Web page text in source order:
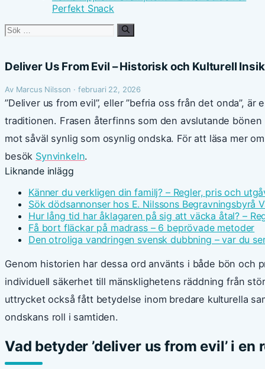
Perfekt Snack
Sök
Deliver Us From Evil – Historisk och Kulturell
Av Marcus Nilsson · februari 22, 2026
”Deliver us from evil”, eller ”befria oss från det onda”,
traditionen. Frasen återfinns som den avslutande
mot såväl synlig som osynlig ondska. För att läsa mer
besök Synvinkeln.
Liknande inlägg
Känner du verkligen din familj? – Regler, pris och
Sök dödsannonser hos E. Nilssons Begravningsbyrå
Hur lång tid har åklagaren på sig att väcka åtal? –
Få bort fläckar på madrass – 6 beprövade metoder
Den otroliga vandringen svensk dubbning – var du
Genom historien har dessa ord använts i både bön och
individuell säkerhet till mänsklighetens räddning från
uttrycket också fått betydelse inom bredare kulturella
ondskans roll i samtiden.
Vad betyder ’deliver us from evil’ i